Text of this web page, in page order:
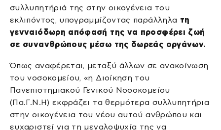
συλλυπητήριά της στην οικογένεια του
εκλιπόντος, υπογραμμίζοντας παράλληλα τη
γενναιόδωρη απόφασή της να προσφέρει ζωή
σε συνανθρώπους μέσω της δωρεάς οργάνων.
Όπως αναφέρεται, μεταξύ άλλων σε ανακοίνωση
του νοσοκομείου, «η Διοίκηση του
Πανεπιστημιακού Γενικού Νοσοκομείου
(Πα.Γ.Ν.Η) εκφράζει τα θερμότερα συλλυπητήρια
στην οικογένεια του νέου αυτού ανθρώπου και
ευχαριστεί για τη μεγαλοψυχία της να